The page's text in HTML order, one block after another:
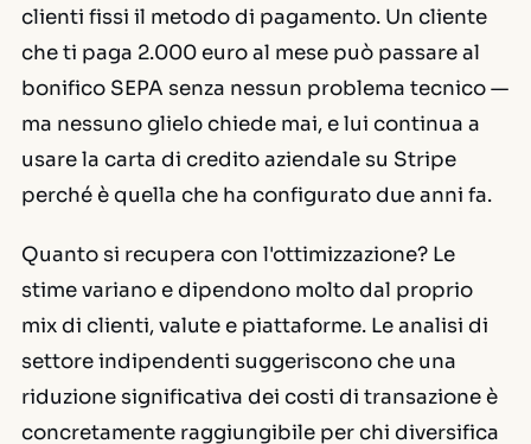
clienti fissi il metodo di pagamento. Un cliente
che ti paga 2.000 euro al mese può passare al
bonifico SEPA senza nessun problema tecnico —
ma nessuno glielo chiede mai, e lui continua a
usare la carta di credito aziendale su Stripe
perché è quella che ha configurato due anni fa.
Quanto si recupera con l'ottimizzazione? Le
stime variano e dipendono molto dal proprio
mix di clienti, valute e piattaforme. Le analisi di
settore indipendenti suggeriscono che una
riduzione significativa dei costi di transazione è
concretamente raggiungibile per chi diversifica